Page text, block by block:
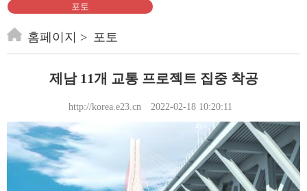
포토
홈페이지 포토
제남 11개 교통 프로젝트 집중 착공
http://korea.e23.cn 2022-02-18 10:20:11